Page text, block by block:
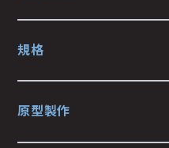
規格
原型製作